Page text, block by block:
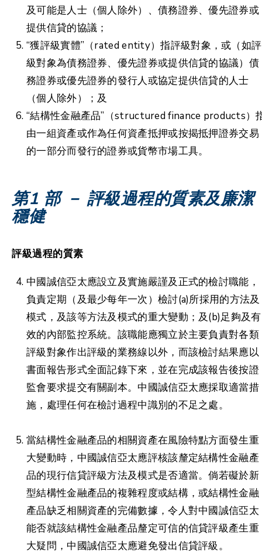
及可能是人士（個人除外）、債務證券、優先證券或
提供信貸的協議；
“獲評級實體”（rated entity）指評級對象，或（如評
級對象為債務證券、優先證券或提供信貸的協議）債
務證券或優先證券的發行人或協定提供信貸的人士
（個人除外）；及
“結構性金融產品”（structured finance products）
由一組資產或作為任何資產抵押或按揭抵押證券交易
的一部分而發行的證券或貨幣市場工具。
第1 部 － 評級過程的質素及廉潔
穩健
評級過程的質素
中國誠信亞太應設立及實施嚴謹及正式的檢討職能，
負責定期（及最少每年一次）檢討(a)所採用的方法及
模式，及該等方法及模式的重大變動；及(b)足夠及有
效的內部監控系統。該職能應獨立於主要負責對各類
評級對象作出評級的業務線以外，而該檢討結果應以
書面報告形式全面記錄下來，並在完成該報告後按證
監會要求提交有關副本。中國誠信亞太應採取適當措
施，處理任何在檢討過程中識別的不足之處。
當結構性金融產品的相關資產在風險特點方面發生重
大變動時，中國誠信亞太應評核該釐定結構性金融產
品的現行信貸評級方法及模式是否適當。倘若礙於新
型結構性金融產品的複雜程度或結構，或結構性金融
產品缺乏相關資產的完備數據，令人對中國誠信亞太
能否就該結構性金融產品釐定可信的信貸評級產生重
大疑問，中國誠信亞太應避免發出信貸評級。